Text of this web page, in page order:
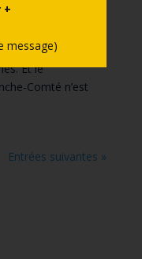
+
message)
par Stéphane
cette édition
Et le
Comté n’est
Entrées suivantes »